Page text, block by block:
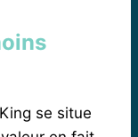
se situe